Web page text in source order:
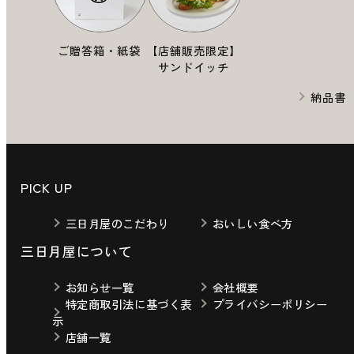
ご贈答箱・紙袋
【店舗販売限定】
サンドイッチ
納品書
PICK UP
三日月屋のこだわり おいしい食べ方
三日月屋について
お知らせ一覧
会社概要
特定商取引法に基づく表
示
プライバシーポリシー
店舗一覧